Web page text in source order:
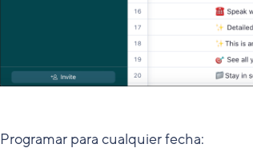
Programar para cualquier fecha: